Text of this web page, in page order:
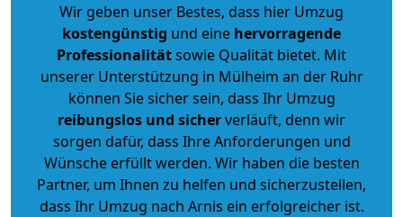
Wir geben unser Bestes, dass hier Umzug
kostengünstig und eine hervorragende
Professionalitätsowie Qualität bietet. Mit
unserer Unterstützung in Mülheim an der Ruhr
können Sie sicher sein, dass Ihr Umzug
reibungslos und sicherverläuft, denn wir
sorgen dafür, dass Ihre Anforderungen und
Wünsche erfüllt werden. Wir haben die besten
Partner, um Ihnen zu helfen und sicherzustellen,
dass Ihr Umzug nach Arnis ein erfolgreicher ist.